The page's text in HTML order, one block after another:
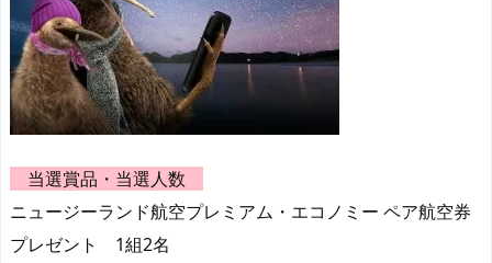
当選賞品・当選人数
ニュージーランド航空プレミアム・エコノミー ペア航空券
プレゼント 1組2名